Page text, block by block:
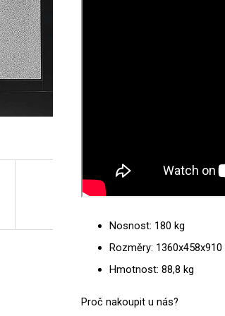
Nosnost: 180 kg
Rozměry:
Hmotnost: 88,8 kg
Proč nakoupit u nás?